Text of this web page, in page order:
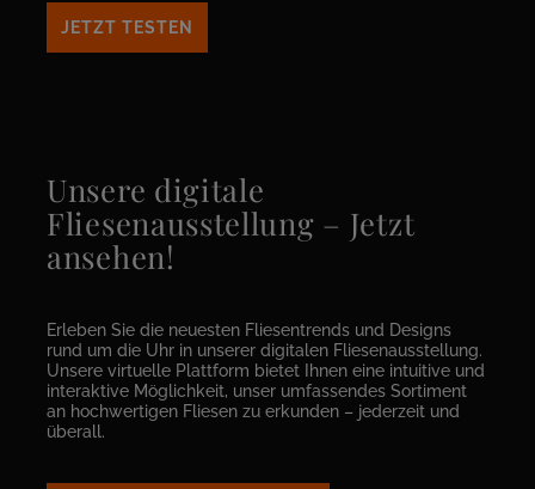
JETZT TESTEN
Unsere digitale
Fliesenausstellung – Jetzt
ansehen!
Erleben Sie die neuesten Fliesentrends und Designs
rund um die Uhr in unserer digitalen Fliesenausstellung.
Unsere virtuelle Plattform bietet Ihnen eine intuitive und
interaktive Möglichkeit, unser umfassendes Sortiment
an hochwertigen Fliesen zu erkunden – jederzeit und
überall.